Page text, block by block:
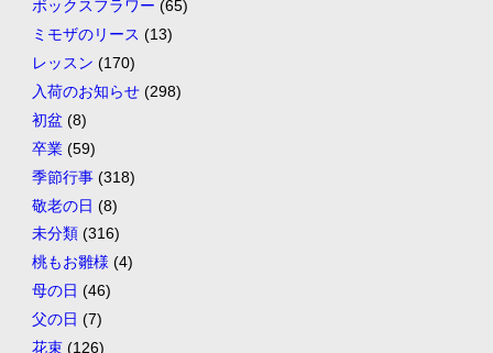
ボックスフラワー (65)
ミモザのリース (13)
レッスン (170)
入荷のお知らせ(298)
初盆 (8)
卒業(59)
季節行事(318)
敬老の日 (8)
未分類(316)
桃もお雛様 (4)
母の日 (46)
父の日 (7)
花束(126)